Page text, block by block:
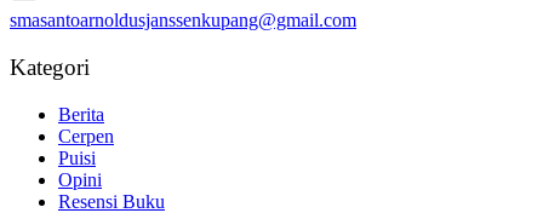
smasantoarnoldusjanssenkupang@gmail.com
Kategori
Berita
Cerpen
Puisi
Opini
Resensi Buku